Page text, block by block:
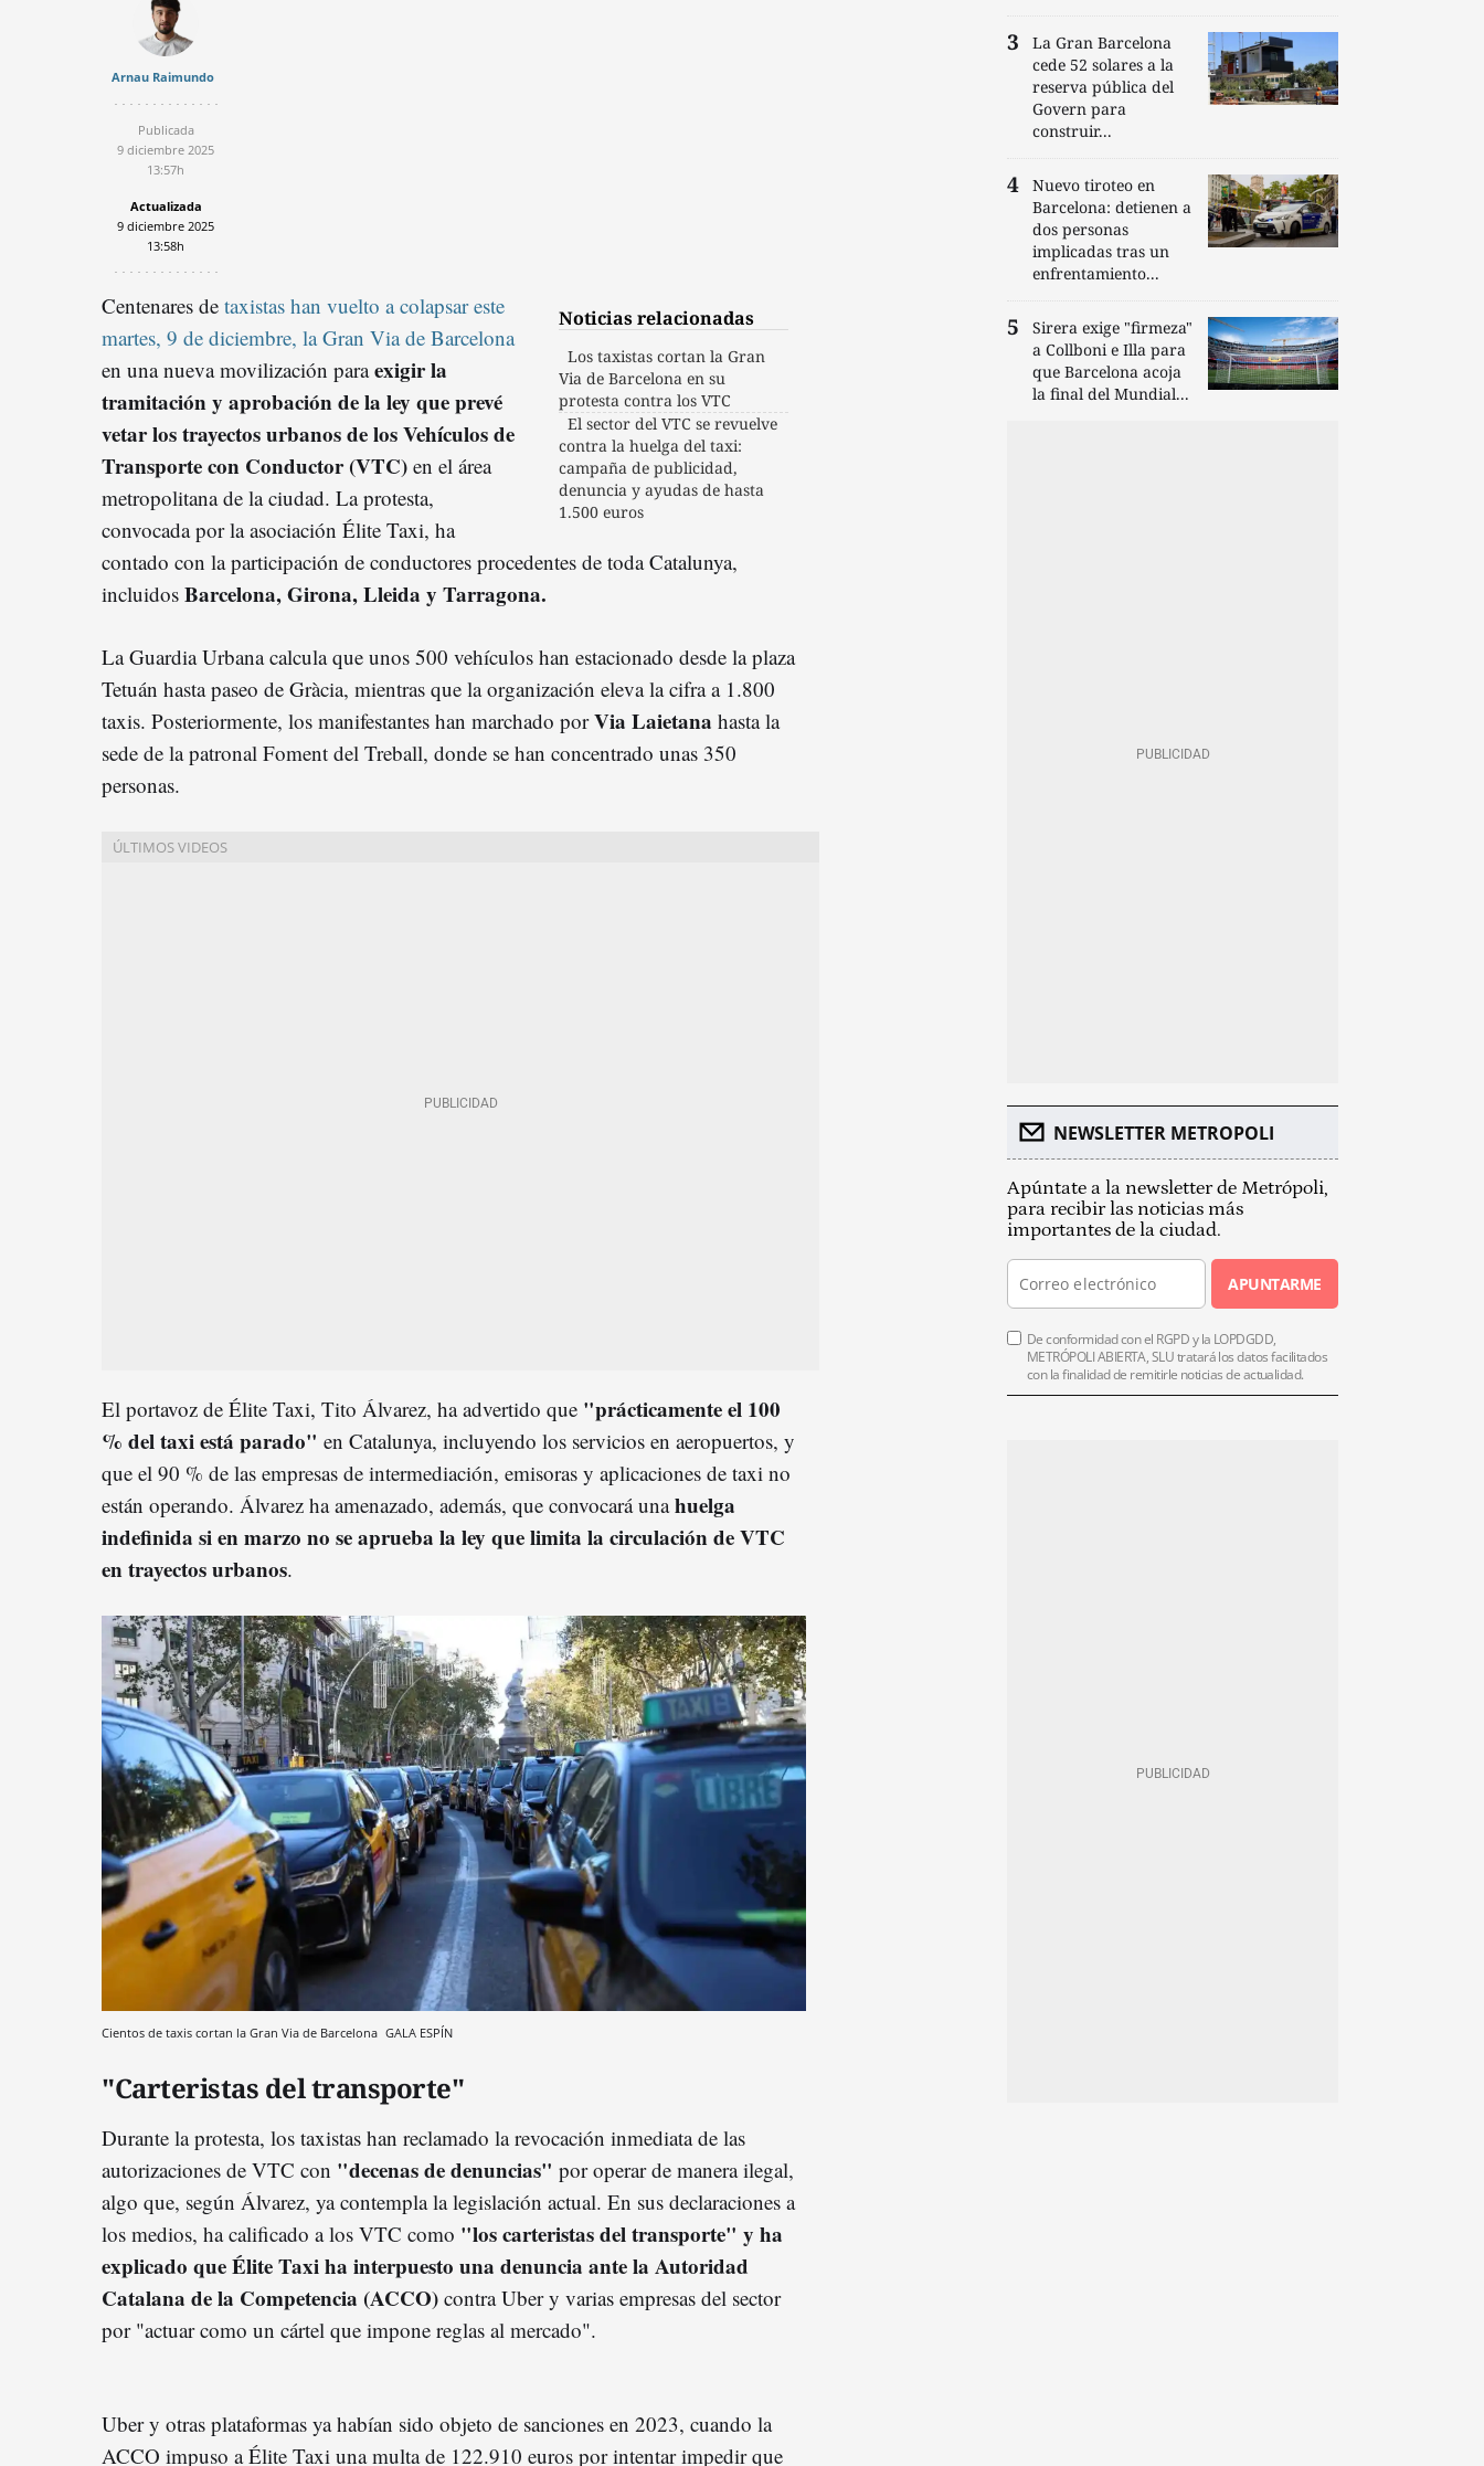
Arnau Raimundo
Publicada
9 diciembre 2025
13:57h
Actualizada
9 diciembre 2025
13:58h
Noticias relacionadas
Los taxistas cortan la Gran
Via de Barcelona en su
protesta contra los VTC
El sector del VTC se revuelve
contra la huelga del taxi:
campaña de publicidad,
denuncia y ayudas de hasta
1.500 euros
Centenares de taxistas han vuelto a colapsar este
martes, 9 de diciembre, la Gran Via de Barcelona
en una nueva movilización paraexigir la
tramitación y aprobación de la ley que prevé
vetar los trayectos urbanos de los Vehículos de
Transporte con Conductor (VTC) en el área
metropolitana de la ciudad. La protesta,
convocada por la asociación Élite Taxi, ha
contado con la participación de conductores procedentes de toda Catalunya,
incluidos Barcelona, Girona, Lleida y Tarragona.
La Guardia Urbana calcula que unos 500 vehículos han estacionado desde la plaza
Tetuán hasta paseo de Gràcia, mientras que la organización eleva la cifra a 1.800
taxis. Posteriormente, los manifestantes han marchado porVia Laietana hasta la
sede de la patronal Foment del Treball, donde se han concentrado unas 350
personas.
El portavoz de Élite Taxi, Tito Álvarez, ha advertido que "prácticamente el 100
% del taxi está parado" en Catalunya, incluyendo los servicios en aeropuertos, y
que el 90 % de las empresas de intermediación, emisoras y aplicaciones de taxi no
están operando. Álvarez ha amenazado, además, que convocará unahuelga
indefinida si en marzo no se aprueba la ley que limita la circulación de VTC
en trayectos urbanos.
Cientos de taxis cortan la Gran Via de Barcelona GALA ESPÍN
"Carteristas del transporte"
Durante la protesta, los taxistas han reclamado la revocación inmediata de las
autorizaciones de VTC con "decenas de denuncias" por operar de manera ilegal,
algo que, según Álvarez, ya contempla la legislación actual. En sus declaraciones a
los medios, ha calificado a los VTC como "los carteristas del transporte" y ha
explicado que Élite Taxi ha interpuesto una denuncia ante la Autoridad
Catalana de la Competencia (ACCO) contra Uber y varias empresas del sector
por "actuar como un cártel que impone reglas al mercado".
Uber y otras plataformas ya habían sido objeto de sanciones en 2023, cuando la
ACCO impuso a Élite Taxi una multa de 122.910 euros por intentar impedir que
La Gran Barcelona
cede 52 solares a la
reserva pública del
Govern para
construir...
Nuevo tiroteo en
Barcelona: detienen a
dos personas
implicadas tras un
enfrentamiento...
Sirera exige "firmeza"
a Collboni e Illa para
que Barcelona acoja
la final del Mundial...
NEWSLETTER METROPOLI
Apúntate a la newsletter de Metrópoli,
para recibir las noticias más
importantes de la ciudad.
APUNTARME
De conformidad con el RGPD y la LOPDGDD,
METRÓPOLI ABIERTA, SLU tratará los datos facilitados
con la finalidad de remitirle noticias de actualidad.